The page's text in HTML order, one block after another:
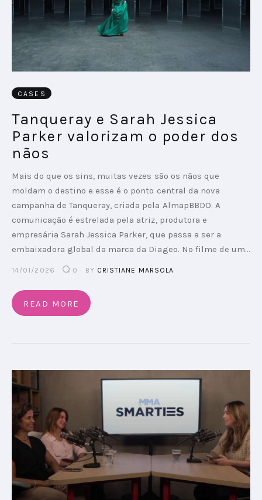
CASES
Tanqueray e Sarah Jessica
Parker valorizam o poder dos
nãos
Mais do que os sins, muitas vezes são os nãos que
moldam o destino e esse é o ponto central da nova
campanha de Tanqueray, criada pela AlmapBBDO. A
comunicação é estrelada pela atriz, produtora e
empresária Sarah Jessica Parker, que passa a ser a
embaixadora global da marca da Diageo. No filme de um…
14/01/2026 0 BY CRISTIANE MARSOLA
READ MORE